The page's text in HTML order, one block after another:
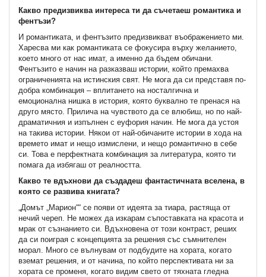
Какво предизвиква интереса ти да съчетаеш романтика и
фентъзи?
И романтиката, и фентъзито предизвикват въображението ми.
Харесва ми как романтиката се фокусира върху желанието,
което много от нас имат, а именно да бъдем обичани.
Фентъзито е начин на разказваш истории, който премахва
ограниченията на истинския свят. Не мога да си представя по-
добра комбинация – вплитането на носталгична и
емоционална нишка в история, която буквално те пренася на
друго място. Прилича на чувството да се влюбиш, но по най-
драматичния и изпълнен с еуфория начин. Не мога да устоя
на такива истории. Някои от най-обичаните истории в хода на
времето имат и нещо измислени, и нещо романтично в себе
си. Това е перфектната комбинация за литература, която ти
помага да избягаш от реалността.
Какво те вдъхнови да създадеш фантастичната вселена, в
която се развива книгата?
„Домът „Марион““ се появи от идеята за тиара, растяща от
нечий череп. Не можех да изкарам съпоставката на красота и
мрак от съзнанието си. Вдъхновена от този контраст, реших
да си поиграя с концепцията за решения със съмнителен
морал. Много се вълнувам от подбудите на хората, когато
вземат решения, и от начина, по който перспективата ни за
хората се променя, когато видим свето от тяхната гледна